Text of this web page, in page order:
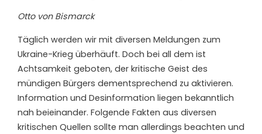
Otto von Bismarck
Täglich werden wir mit diversen Meldungen zum
Ukraine-Krieg überhäuft. Doch bei all dem ist
Achtsamkeit geboten, der kritische Geist des
mündigen Bürgers dementsprechend zu aktivieren.
Information und Desinformation liegen bekanntlich
nah beieinander. Folgende Fakten aus diversen
kritischen Quellen sollte man allerdings beachten und